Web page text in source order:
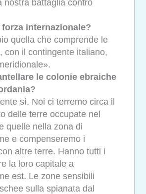
nostra battaglia contro
internazionale?
quella che comprende le
con il contingente italiano,
le colonie ebraiche
sì. Noi ci terremo circa il
delle terre occupate nel
quelle nella zona di
e compenseremo i
altre terre. Hanno tutti i
la loro capitale a
est. Le zone sensibili
sulla spianata dal